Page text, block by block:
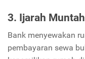
3. Ijarah
Bank menyewakan
pembayaran sewa